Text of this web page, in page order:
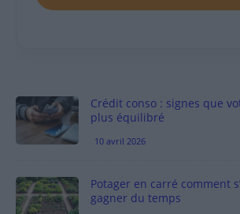
Crédit conso : signes que
plus équilibré
10 avril 2026
Potager en carré comment
gagner du temps